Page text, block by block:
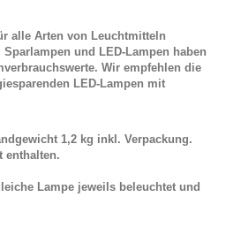
alle Arten von Leuchtmitteln
und LED-Lampen haben
Wir empfehlen die
LED-Lampen mit
1,2 kg inkl. Verpackung.
enthalten.
Lampe jeweils beleuchtet und